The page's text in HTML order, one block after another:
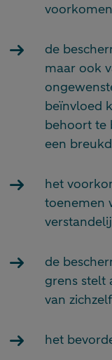
de
maar ook
beïnvloed
behoort te
een
het
toenemen
de
grens stelt
van
het